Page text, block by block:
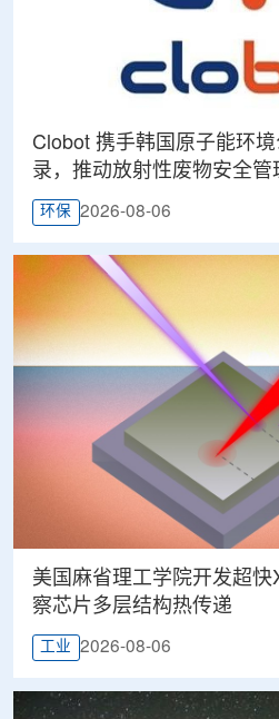
Clobot 携手韩国原子能环
录，推动放射性废物安全
环保 2026-08-06
美国麻省理工学院开发超
察芯片多层结构热传递
工业 2026-08-06